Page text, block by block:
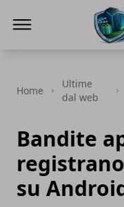
Home
Ultime
dal web
Bandite
su